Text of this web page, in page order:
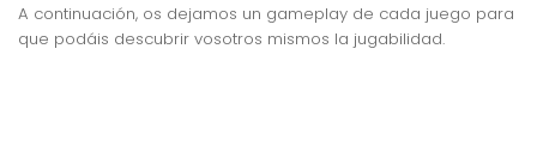
A continuación, os dejamos un gameplay de cada juego para
que podáis descubrir vosotros mismos la jugabilidad.